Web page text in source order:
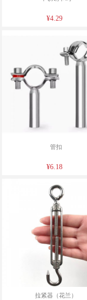
¥4.29
管扣
¥6.18
拉紧器（花兰）